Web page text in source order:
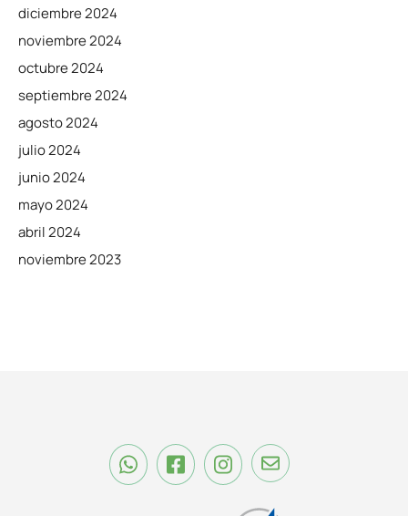
diciembre 2024
noviembre 2024
octubre 2024
septiembre 2024
agosto 2024
julio 2024
junio 2024
mayo 2024
abril 2024
noviembre 2023